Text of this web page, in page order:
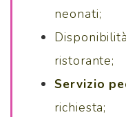
neonati;
ristorante;
Servizio
richiesta;